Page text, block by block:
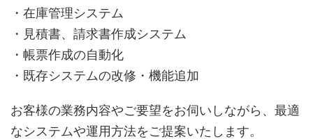
・在庫管理システム
・見積書、請求書作成システム
・帳票作成の自動化
・既存システムの改修・機能追加
お客様の業務内容やご要望をお伺いしながら、最適
なシステムや運用方法をご提案いたします。